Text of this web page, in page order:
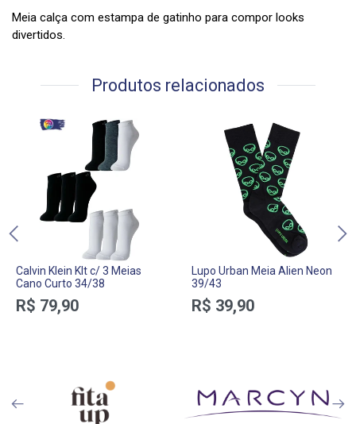
Meia calça com estampa de gatinho para compor looks
divertidos.
Produtos relacionados
Calvin Klein KIt c/ 3 Meias
Cano Curto 34/38
R$ 79,90
Lupo Urban Meia Alien Neon
39/43
R$ 39,90